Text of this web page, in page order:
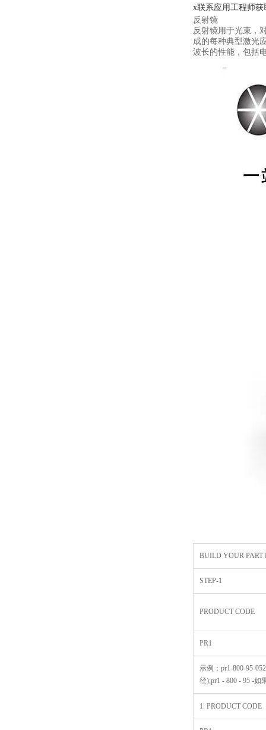
x联系应用工程师获
反射镜
反射镜用于光束，
成的每种典型激光
波长的性能，包括
BUILD YOUR PART
STEP-1
PRODUCT CODE
PR1
示例：pr1-800-95-
径);pr1 - 800 - 95 -如
1. PRODUCT CODE